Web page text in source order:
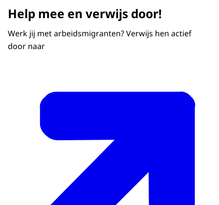
Help mee en verwijs door!
Werk jij met arbeidsmigranten? Verwijs hen actief
door naar